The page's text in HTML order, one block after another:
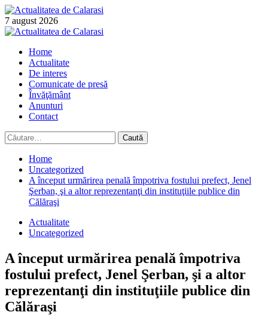
Skip
to
content
7 august 2026
Primary
Home
Actualitate
De interes
Comunicate de presă
Învăţământ
Anunturi
Contact
Caută
după:
Home
Uncategorized
A început urmărirea penală împotriva fostului prefect, Jenel
Şerban, şi a altor reprezentanţi din instituţiile publice din
Călăraşi
Actualitate
Uncategorized
A început urmărirea penală împotriva
fostului prefect, Jenel Şerban, şi a altor
reprezentanţi din instituţiile publice din
Călăraşi